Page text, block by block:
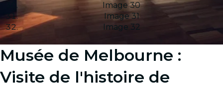
Image 30
Image 31
Image 32
Musée de Melbourne :
Visite de l'histoire de